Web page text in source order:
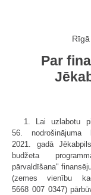
Par
1. Lai uzlabotu
56. nodrošinājuma
2021. gadā
budžeta
pārvaldīšana"
(zemes vienību
5668 007 0347)